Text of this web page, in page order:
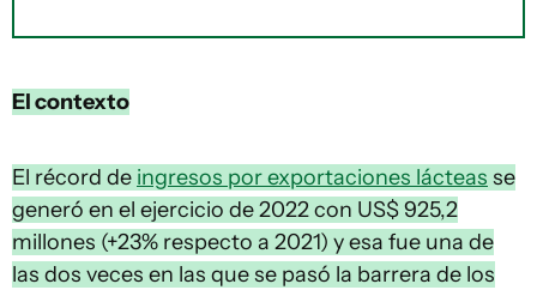
El contexto
El récord de ingresos por exportaciones lácteas se
generó en el ejercicio de 2022 con US$ 925,2
millones (+23% respecto a 2021) y esa fue una de
las dos veces en las que se pasó la barrera de los